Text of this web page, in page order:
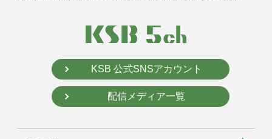
KSB 公式SNSアカウント
配信メディア一覧